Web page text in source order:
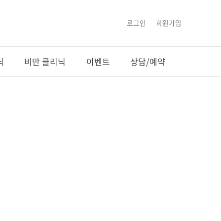
로그인 회원가입
비만 클리닉 이벤트 상담/예약